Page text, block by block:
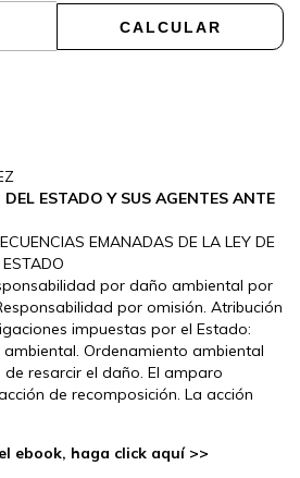
CALCULAR
ESTADO Y SUS AGENTES ANTE
EMANADAS DE LA LEY DE
por daño ambiental por
por omisión. Atribución
impuestas por el Estado:
Ordenamiento ambiental
resarcir el daño. El amparo
de recomposición. La acción
ebook, haga click aquí >>